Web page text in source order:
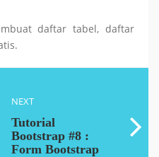
daftar tabel, daftar
NEXT
Tutorial
Bootstrap #8 :
Form Bootstrap